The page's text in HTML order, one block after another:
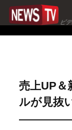
ビ
売上UP
ルが見抜